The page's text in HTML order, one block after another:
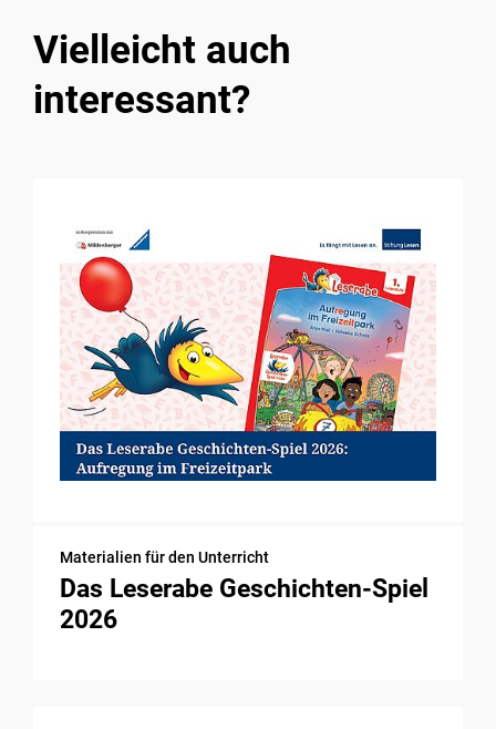
Vielleicht auch
interessant?
Materialien für den Unterricht
Das Leserabe Geschichten-Spiel
2026